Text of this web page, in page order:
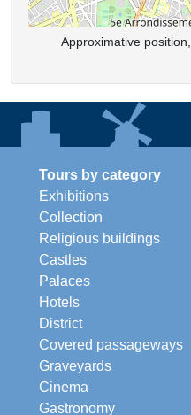
Approximative
Tours by category
Exhibitions
Collection
Religious buildings
Castles
Palaces
Hotels
District
Covered passageways
Graveyards
Cinema
Gastronomy